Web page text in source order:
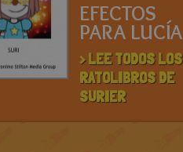
EFECTOS
PARA LUCÍA
> LEE TODOS LOS
RATOLIBROS DE
SURIER